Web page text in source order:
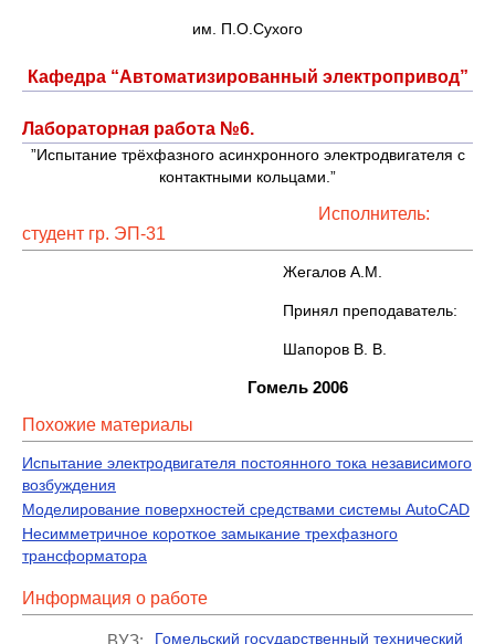
им. П.О.Сухого
Кафедра “Автоматизированный электропривод”
Лабораторная работа №6.
”Испытание трёхфазного асинхронного электродвигателя с
контактными кольцами.”
Исполнитель:
студент гр. ЭП-31
Жегалов А.М.
Принял преподаватель:
Шапоров В. В.
Гомель 2006
Похожие материалы
Испытание электродвигателя постоянного тока независимого
возбуждения
Моделирование поверхностей средствами системы AutoCAD
Несимметричное короткое замыкание трехфазного
трансформатора
Информация о работе
ВУЗ: Гомельский государственный технический